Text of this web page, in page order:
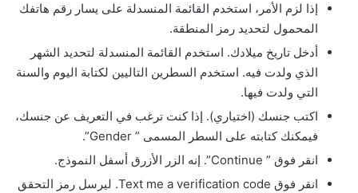
إذا لزم الأمر، استخدم القائمة المنسدلة على يسار رقم هاتفك
المحمول لتحديد رمز المنطقة.
أدخل تاريخ ميلادك. استخدم القائمة المنسدلة لتحديد الشهر
الذي ولدت فيه. استخدم السطرين التاليين لكتابة اليوم والسنة
التي ولدت فيها.
اكتب جنسك (اختياري). إذا كنت ترغب في التعريف عن جنسك،
فيمكنك كتابته على السطر المسمى ” Gender”.
انقر فوق ” Continue”. إنه الزر الأزرق أسفل النموذج.
انقر فوق Text me a verification code. ليرسل رمز التحقق